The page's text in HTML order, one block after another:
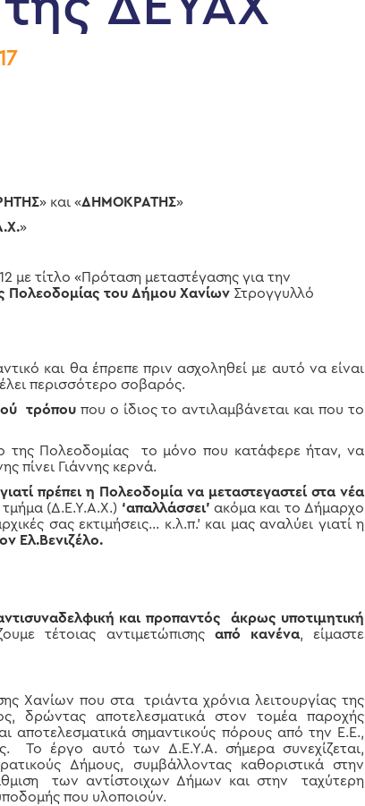
» και «ΔΗΜΟΚΡΑΤΗΣ»
»
τίτλο «Πρόταση μεταστέγασης για την
Πολεοδομίας του Δήμου Χανίων Στρογγυλλό
και θα έπρεπε πριν ασχοληθεί με αυτό να είναι
περισσότερο σοβαρός.
τρόπουπου ο ίδιος το αντιλαμβάνεται και που το
της Πολεοδομίας το μόνο που κατάφερε ήταν, να
πίνει Γιάννης κερνά.
γιατί πρέπει η Πολεοδομία να μεταστεγαστεί στα νέα
τμήμα (Δ.Ε.Υ.Α.Χ.) ‘απαλλάσσει’ ακόμα και το Δήμαρχο
σας εκτιμήσεις… κ.λ.π.’ και μας αναλύει γιατί η
Ελ.Βενιζέλο.
και προπαντός άκρως υποτιμητική
τέτοιας αντιμετώπισης από κανένα, είμαστε
Χανίων που στα τριάντα χρόνια λειτουργίας της
δρώντας αποτελεσματικά στον τομέα παροχής
αποτελεσματικά σημαντικούς πόρους από την Ε.Ε.,
Το έργο αυτό των Δ.Ε.Υ.Α. σήμερα συνεχίζεται,
Δήμους, συμβάλλοντας καθοριστικά στην
των αντίστοιχων Δήμων και στην ταχύτερη
που υλοποιούν.